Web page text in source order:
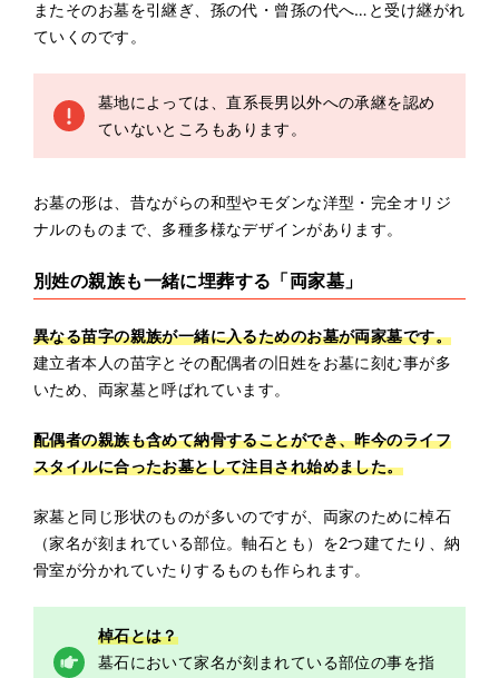
またそのお墓を引継ぎ、孫の代・曾孫の代へ…と受け継がれ
ていくのです。
墓地によっては、直系長男以外への承継を認め
ていないところもあります。
お墓の形は、昔ながらの和型やモダンな洋型・完全オリジ
ナルのものまで、多種多様なデザインがあります。
別姓の親族も一緒に埋葬する「両家墓」
異なる苗字の親族が一緒に入るためのお墓が両家墓です。
建立者本人の苗字とその配偶者の旧姓をお墓に刻む事が多
いため、両家墓と呼ばれています。
配偶者の親族も含めて納骨することができ、昨今のライフ
スタイルに合ったお墓として注目され始めました。
家墓と同じ形状のものが多いのですが、両家のために棹石
（家名が刻まれている部位。軸石とも）を2つ建てたり、納
骨室が分かれていたりするものも作られます。
棹石とは？
墓石において家名が刻まれている部位の事を指